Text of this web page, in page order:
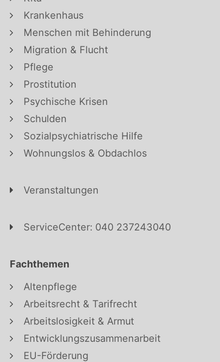
Krankenhaus
Menschen mit Behinderung
Migration & Flucht
Pflege
Prostitution
Psychische Krisen
Schulden
Sozialpsychiatrische Hilfe
Wohnungslos & Obdachlos
Veranstaltungen
ServiceCenter: 040 237243040
Fachthemen
Altenpflege
Arbeitsrecht & Tarifrecht
Arbeitslosigkeit & Armut
Entwicklungszusammenarbeit
EU-Förderung